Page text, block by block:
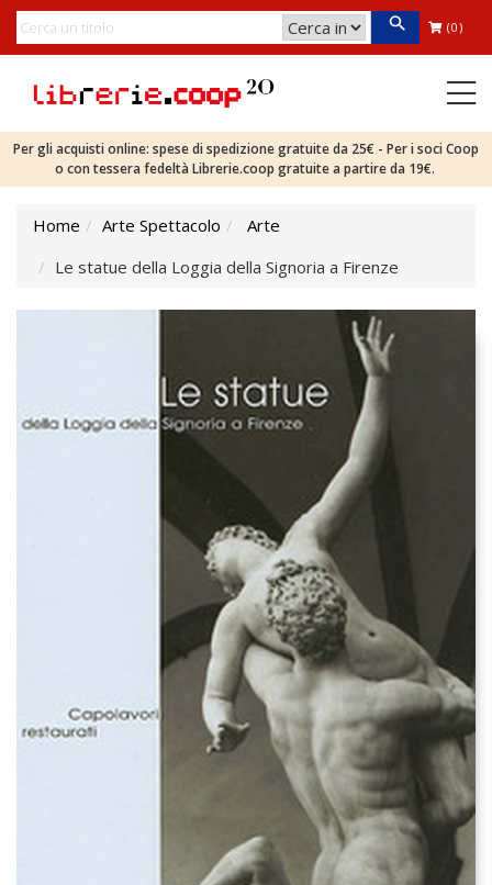
(0)
Per gli acquisti online: spese di spedizione gratuite da 25€ - Per i soci Coop
o con tessera fedeltà Librerie.coop gratuite a partire da 19€.
Home Arte Spettacolo
Arte
Le statue della Loggia della Signoria a Firenze